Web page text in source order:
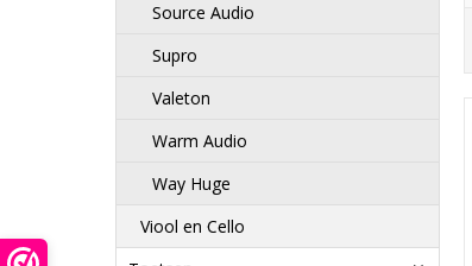
Source Audio
Supro
Valeton
Warm Audio
Way Huge
Viool en Cello